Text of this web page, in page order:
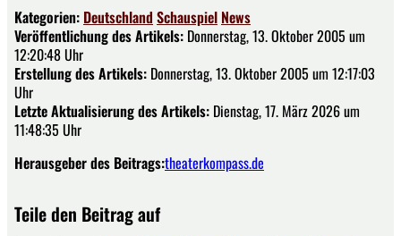
Kategorien: Deutschland Schauspiel News
Veröffentlichung des Artikels: Donnerstag, 13. Oktober 2005 um
12:20:48 Uhr
Erstellung des Artikels: Donnerstag, 13. Oktober 2005 um 12:17:03
Uhr
Letzte Aktualisierung des Artikels: Dienstag, 17. März 2026 um
11:48:35 Uhr
Herausgeber des Beitrags:theaterkompass.de
Teile den Beitrag auf